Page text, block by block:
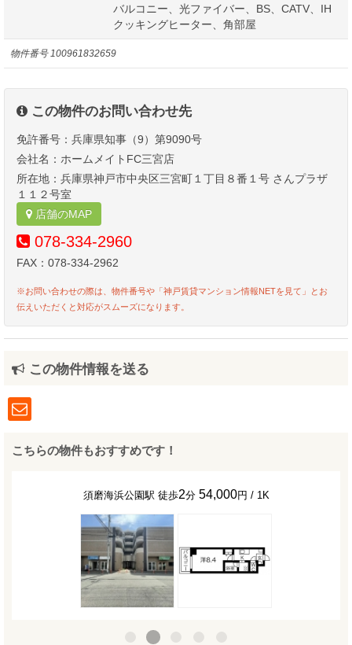
物件番号100961832659
バルコニー、光ファイバー、BS、CATV、IH
クッキングヒーター、角部屋
この物件のお問い合わせ先
免許番号：兵庫県知事（9）第9090号
会社名：ホームメイトFC三宮店
所在地：兵庫県神戸市中央区三宮町１丁目８番１号 さんプラザ
１１２号室
店舗のMAP
078-334-2960
FAX：078-334-2962
※お問い合わせの際は、物件番号や「神戸賃貸マンション情報NETを見て」とお
伝えいただくと対応がスムーズになります。
この物件情報を送る
こちらの物件もおすすめです！
須磨海浜公園駅 徒歩2分 54,000円 / 1K